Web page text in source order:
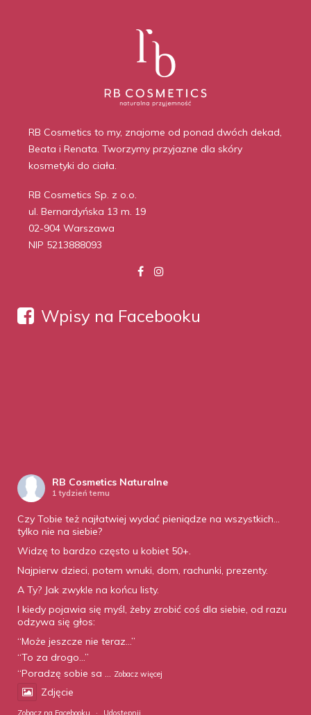
RB Cosmetics to my, znajome od ponad dwóch dekad,
Beata i Renata. Tworzymy przyjazne dla skóry
kosmetyki do ciała.
RB Cosmetics Sp. z o.o.
ul. Bernardyńska 13 m. 19
02-904 Warszawa
NIP 5213888093
Wpisy na Facebooku
RB Cosmetics Naturalne
1 tydzień temu
Czy Tobie też najłatwiej wydać pieniądze na wszystkich…
tylko nie na siebie?
Widzę to bardzo często u kobiet 50+.
Najpierw dzieci, potem wnuki, dom, rachunki, prezenty.
A Ty? Jak zwykle na końcu listy.
I kiedy pojawia się myśl, żeby zrobić coś dla siebie, od razu
odzywa się głos:
“Może jeszcze nie teraz…”
“To za drogo…”
“Poradzę sobie sa ... Zobacz więcej
Zdjęcie
Zobacz na Facebooku · Udostępnij